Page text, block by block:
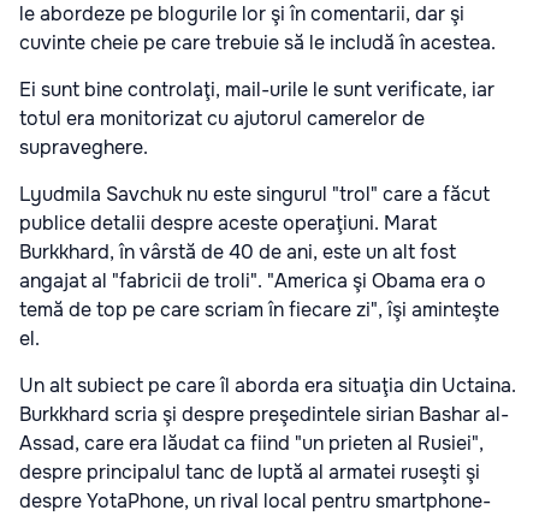
le abordeze pe blogurile lor şi în comentarii, dar şi
cuvinte cheie pe care trebuie să le includă în acestea.
Ei sunt bine controlaţi, mail-urile le sunt verificate, iar
totul era monitorizat cu ajutorul camerelor de
supraveghere.
Lyudmila Savchuk nu este singurul "trol" care a făcut
publice detalii despre aceste operaţiuni. Marat
Burkkhard, în vârstă de 40 de ani, este un alt fost
angajat al "fabricii de troli". "America şi Obama era o
temă de top pe care scriam în fiecare zi", îşi aminteşte
el.
Un alt subiect pe care îl aborda era situaţia din Uctaina.
Burkkhard scria şi despre preşedintele sirian Bashar al-
Assad, care era lăudat ca fiind "un prieten al Rusiei",
despre principalul tanc de luptă al armatei ruseşti şi
despre YotaPhone, un rival local pentru smartphone-